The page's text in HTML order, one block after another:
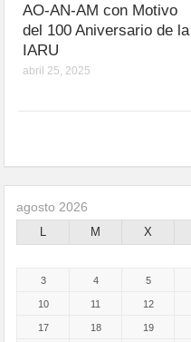
AO-AN-AM con Motivo
del 100 Aniversario de la
IARU
abril 25, 2025
agosto 2026
L M X
3 4 5
10 11 12
17 18 19